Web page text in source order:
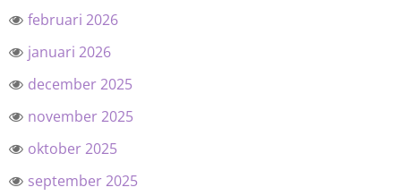
februari 2026
januari 2026
december 2025
november 2025
oktober 2025
september 2025